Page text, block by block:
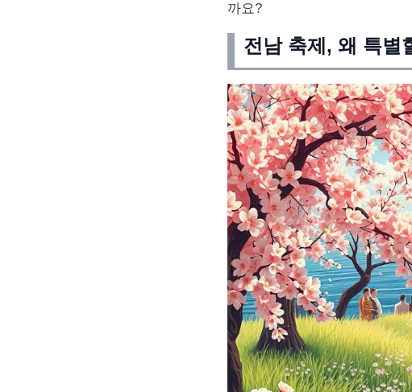
까요?
전남 축제, 왜 특별